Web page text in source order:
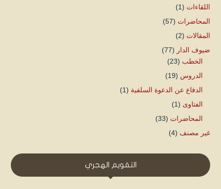
اللقاءات (1)
المحاضرات (57)
المقالات (2)
ضيوف الدار (77)
الخطب (23)
الدروس (19)
الدفاع عن الدعوة السلفية (1)
الفتاوى (1)
المحاضرات (33)
غير مصنف (4)
التقويم الهجري